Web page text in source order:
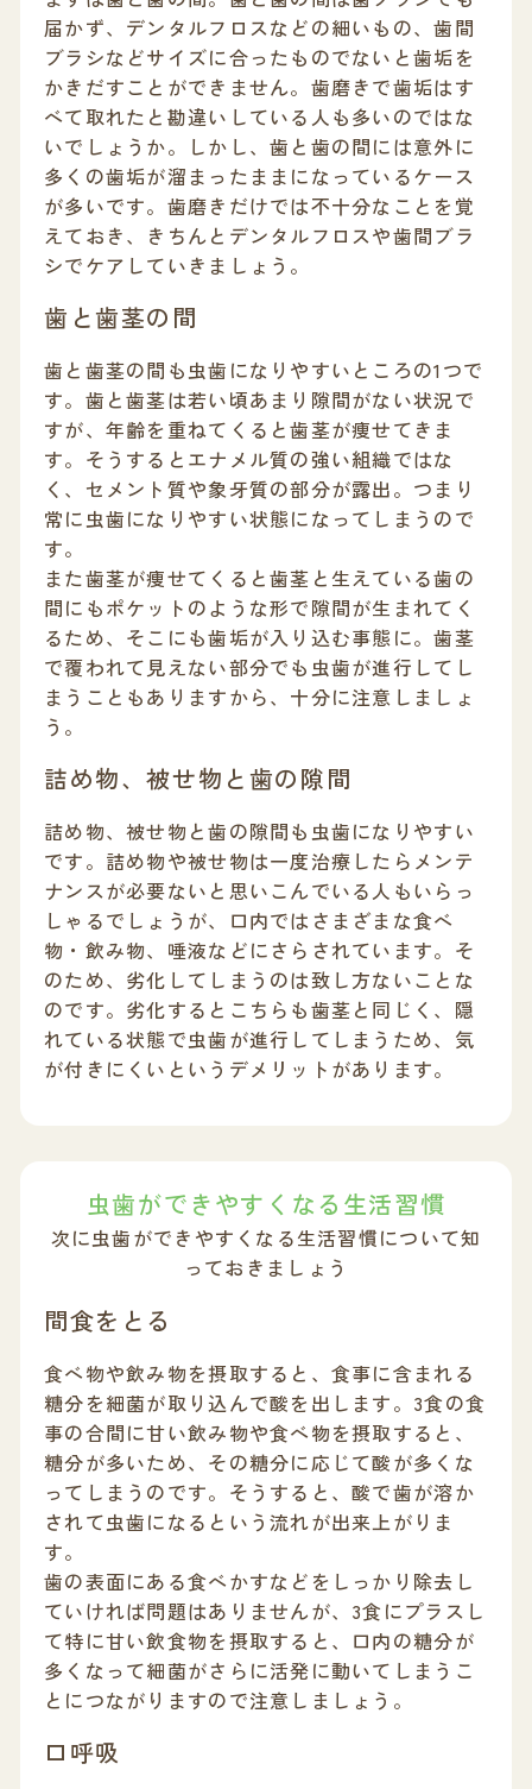
届かず、デンタルフロスなどの細いもの、歯間
ブラシなどサイズに合ったものでないと歯垢を
かきだすことができません。歯磨きで歯垢はす
べて取れたと勘違いしている人も多いのではな
いでしょうか。しかし、歯と歯の間には意外に
多くの歯垢が溜まったままになっているケース
が多いです。歯磨きだけでは不十分なことを覚
えておき、きちんとデンタルフロスや歯間ブラ
シでケアしていきましょう。
歯と歯茎の間
歯と歯茎の間も虫歯になりやすいところの1つで
す。歯と歯茎は若い頃あまり隙間がない状況で
すが、年齢を重ねてくると歯茎が痩せてきま
す。そうするとエナメル質の強い組織ではな
く、セメント質や象牙質の部分が露出。つまり
常に虫歯になりやすい状態になってしまうので
す。
また歯茎が痩せてくると歯茎と生えている歯の
間にもポケットのような形で隙間が生まれてく
るため、そこにも歯垢が入り込む事態に。歯茎
で覆われて見えない部分でも虫歯が進行してし
まうこともありますから、十分に注意しましょ
う。
詰め物、被せ物と歯の隙間
詰め物、被せ物と歯の隙間も虫歯になりやすい
です。詰め物や被せ物は一度治療したらメンテ
ナンスが必要ないと思いこんでいる人もいらっ
しゃるでしょうが、口内ではさまざまな食べ
物・飲み物、唾液などにさらされています。そ
のため、劣化してしまうのは致し方ないことな
のです。劣化するとこちらも歯茎と同じく、隠
れている状態で虫歯が進行してしまうため、気
が付きにくいというデメリットがあります。
虫歯ができやすくなる生活習慣
次に虫歯ができやすくなる生活習慣について知
っておきましょう
間食をとる
食べ物や飲み物を摂取すると、食事に含まれる
糖分を細菌が取り込んで酸を出します。3食の食
事の合間に甘い飲み物や食べ物を摂取すると、
糖分が多いため、その糖分に応じて酸が多くな
ってしまうのです。そうすると、酸で歯が溶か
されて虫歯になるという流れが出来上がりま
す。
歯の表面にある食べかすなどをしっかり除去し
ていければ問題はありませんが、3食にプラスし
て特に甘い飲食物を摂取すると、口内の糖分が
多くなって細菌がさらに活発に動いてしまうこ
とにつながりますので注意しましょう。
口呼吸